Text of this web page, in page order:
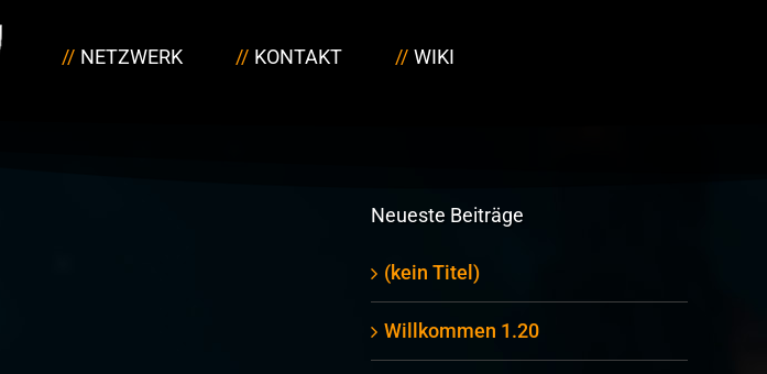
NETZWERK KONTAKT WIKI
Neueste Beiträge
(kein Titel)
Willkommen 1.20